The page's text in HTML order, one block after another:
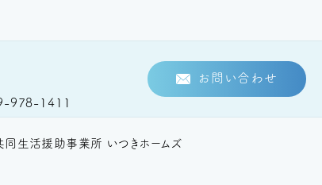
978-1411
お問い合わせ
同生活援助事業所 いつきホームズ